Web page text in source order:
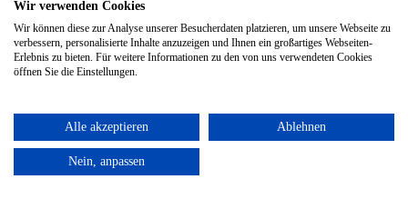
Zurück zum Seiteninhalt
Wir verwenden Cookies
Wir können diese zur Analyse unserer Besucherdaten platzieren, um unsere Webseite zu
verbessern, personalisierte Inhalte anzuzeigen und Ihnen ein großartiges Webseiten-
Erlebnis zu bieten. Für weitere Informationen zu den von uns verwendeten Cookies
öffnen Sie die Einstellungen.
Alle akzeptieren Ablehnen
Nein, anpassen